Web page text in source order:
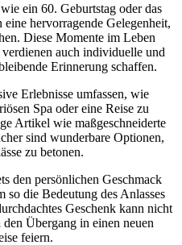
wie ein 60. Geburtstag oder das
hervorragende Gelegenheit,
Diese Momente im Leben
auch individuelle und
Erinnerung schaffen.
Erlebnisse umfassen, wie
Spa oder eine Reise zu
Artikel wie maßgeschneiderte
sind wunderbare Optionen,
zu betonen.
den persönlichen Geschmack
so die Bedeutung des Anlasses
Geschenk kann nicht
Übergang in einen neuen
feiern.